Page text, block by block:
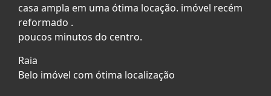
casa ampla em uma ótima locação. imóvel recém
reformado .
poucos minutos do centro.
Raia
Belo imóvel com ótima localização